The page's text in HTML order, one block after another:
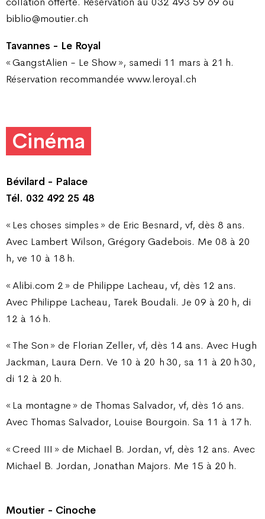
biblio@moutier.ch
Tavannes - Le Royal
« GangstAlien - Le Show », samedi 11 mars à 21 h.
Réservation recommandée www.leroyal.ch
Cinéma
Bévilard - Palace
Tél. 032 492 25 48
« Les choses simples » de Eric Besnard, vf, dès 8 ans.
Avec Lambert Wilson, Grégory Gadebois. Me 08 à 20
h, ve 10 à 18 h.
« Alibi.com 2 » de Philippe Lacheau, vf, dès 12 ans.
Avec Philippe Lacheau, Tarek Boudali. Je 09 à 20 h, di
12 à 16 h.
« The Son » de Florian Zeller, vf, dès 14 ans. Avec Hugh
Jackman, Laura Dern. Ve 10 à 20 h 30, sa 11 à 20 h 30,
di 12 à 20 h.
« La montagne » de Thomas Salvador, vf, dès 16 ans.
Avec Thomas Salvador, Louise Bourgoin. Sa 11 à 17 h.
« Creed III » de Michael B. Jordan, vf, dès 12 ans. Avec
Michael B. Jordan, Jonathan Majors. Me 15 à 20 h.
Moutier - Cinoche